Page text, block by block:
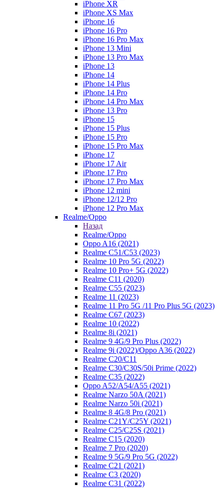
iPhone XR
iPhone XS Max
iPhone 16
iPhone 16 Pro
iPhone 16 Pro Max
iPhone 13 Mini
iPhone 13 Pro Max
iPhone 13
iPhone 14
iPhone 14 Plus
iPhone 14 Pro
iPhone 14 Pro Max
iPhone 13 Pro
iPhone 15
iPhone 15 Plus
iPhone 15 Pro
iPhone 15 Pro Max
iPhone 17
iPhone 17 Air
iPhone 17 Pro
iPhone 17 Pro Max
iPhone 12 mini
iPhone 12/12 Pro
iPhone 12 Pro Max
Realme/Oppo
Назад
Realme/Oppo
Oppo A16 (2021)
Realme C51/C53 (2023)
Realme 10 Pro 5G (2022)
Realme 10 Pro+ 5G (2022)
Realme C11 (2020)
Realme C55 (2023)
Realme 11 (2023)
Realme 11 Pro 5G /11 Pro Plus 5G (2023)
Realme C67 (2023)
Realme 10 (2022)
Realme 8i (2021)
Realme 9 4G/9 Pro Plus (2022)
Realme 9i (2022)/Oppo A36 (2022)
Realme C20/C11
Realme C30/C30S/50i Prime (2022)
Realme C35 (2022)
Oppo A52/A54/A55 (2021)
Realme Narzo 50A (2021)
Realme Narzo 50i (2021)
Realme 8 4G/8 Pro (2021)
Realme C21Y/C25Y (2021)
Realme C25/C25S (2021)
Realme C15 (2020)
Realme 7 Pro (2020)
Realme 9 5G/9 Pro 5G (2022)
Realme C21 (2021)
Realme C3 (2020)
Realme C31 (2022)